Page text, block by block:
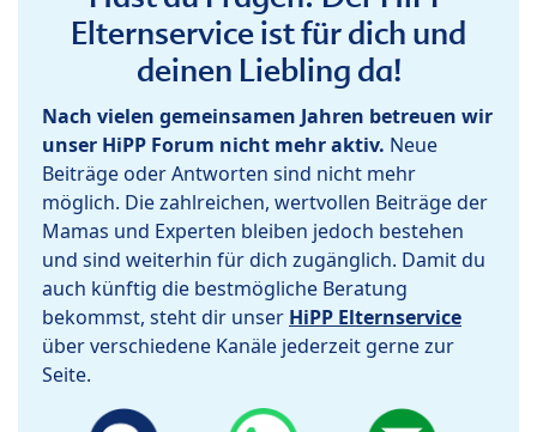
Elternservice ist für dich und
deinen Liebling da!
Nach vielen gemeinsamen Jahren betreuen wir
unser HiPP Forum nicht mehr aktiv. Neue
Beiträge oder Antworten sind nicht mehr
möglich. Die zahlreichen, wertvollen Beiträge der
Mamas und Experten bleiben jedoch bestehen
und sind weiterhin für dich zugänglich. Damit du
auch künftig die bestmögliche Beratung
bekommst, steht dir unser HiPP Elternservice
über verschiedene Kanäle jederzeit gerne zur
Seite.